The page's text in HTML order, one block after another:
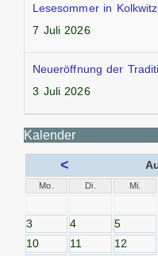
Lesesommer in
7 Juli 2026
Neueröffnung der
3 Juli 2026
Kalender
<
Mo. Di. Mi.
3
4 5
10
11 12